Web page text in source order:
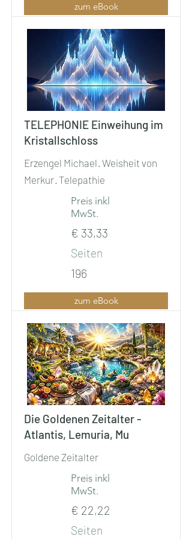
zum eBook
TELEPHONIE Einweihung im
Kristallschloss
Erzengel Michael · Weisheit von
Merkur · Telepathie
Preis inkl
MwSt.
€ 33,33
Seiten
196
zum eBook
Die Goldenen Zeitalter -
Atlantis, Lemuria, Mu
Goldene Zeitalter
Preis inkl
MwSt.
€ 22,22
Seiten